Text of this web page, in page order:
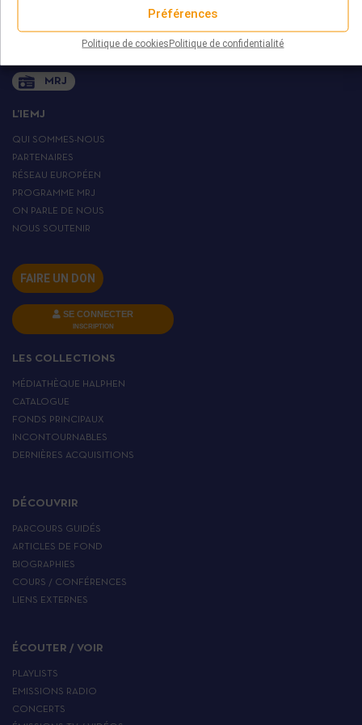
Préférences
Politique de cookiesPolitique de confidentialité
MRJ
L’IEMJ
QUI SOMMES-NOUS
PARTENAIRES
RÉSEAU EUROPÉEN
PROGRAMME MRJ
ON PARLE DE NOUS
NOUS SOUTENIR
FAIRE UN DON
SE CONNECTER
INSCRIPTION
LES COLLECTIONS
MÉDIATHÈQUE HALPHEN
CATALOGUE
FONDS PRINCIPAUX
INCONTOURNABLES
DERNIÈRES ACQUISITIONS
DÉCOUVRIR
PARCOURS GUIDÉS
ARTICLES DE FOND
BIOGRAPHIES
COURS / CONFÉRENCES
LIENS EXTERNES
ÉCOUTER / VOIR
PLAYLISTS
EMISSIONS RADIO
CONCERTS